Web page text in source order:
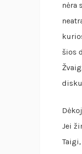
nėra
šios
Jei